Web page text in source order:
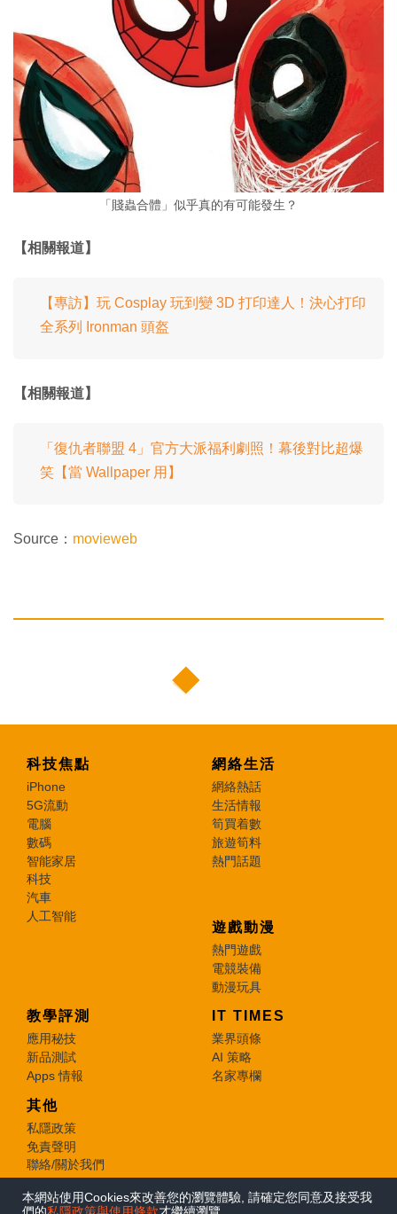
本網站使用Cookies來改善您的瀏覽體驗, 請確定您同意及接受我
「賤蟲合體」似乎真的有可能發生？
【相關報道】
【專訪】玩 Cosplay 玩到變 3D 打印達人！決心打印
全系列 Ironman 頭盔
【相關報道】
「復仇者聯盟 4」官方大派福利劇照！幕後對比超爆
笑【當 Wallpaper 用】
Source： movieweb
科技焦點
iPhone
5G流動
電腦
數碼
智能家居
科技
汽車
人工智能
網絡生活
網絡熱話
生活情報
筍買着數
旅遊筍料
熱門話題
遊戲動漫
熱門遊戲
電競裝備
動漫玩具
教學評測
應用秘技
新品測試
Apps 情報
IT TIMES
業界頭條
AI 策略
名家專欄
其他
私隱政策
免責聲明
聯絡/關於我們
© 2026 e-zone. All Rights Reserved.